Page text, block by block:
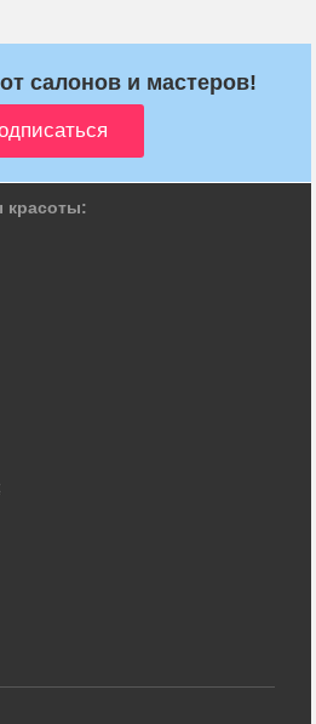
салонов и мастеров!
красоты: